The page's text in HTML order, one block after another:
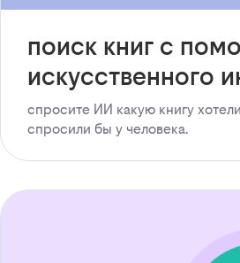
поиск книг с
искусственного
спросите ИИ какую книгу
спросили бы у человека.